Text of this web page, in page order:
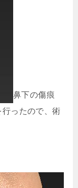
鼻下の傷痕
ったので、術